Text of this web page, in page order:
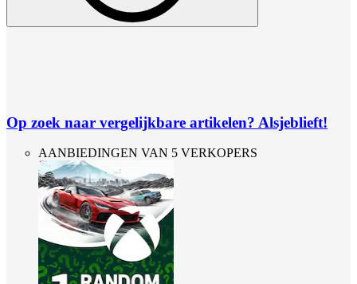
Op zoek naar vergelijkbare artikelen? Alsjeblieft!
AANBIEDINGEN VAN 5 VERKOPERS